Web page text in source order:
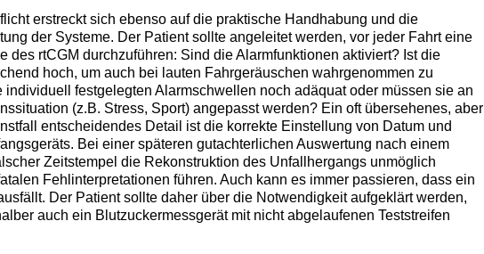
erstreckt sich ebenso auf die praktische Handhabung und die
der Systeme. Der Patient sollte angeleitet werden, vor jeder Fahrt eine
des rtCGM durchzuführen: Sind die Alarmfunktionen aktiviert? Ist die
hoch, um auch bei lauten Fahrgeräuschen wahrgenommen zu
individuell festgelegten Alarmschwellen noch adäquat oder müssen sie an
(z.B. Stress, Sport) angepasst werden? Ein oft übersehenes, aber
entscheidendes Detail ist die korrekte Einstellung von Datum und
Bei einer späteren gutachterlichen Auswertung nach einem
Zeitstempel die Rekonstruktion des Unfallhergangs unmöglich
Fehlinterpretationen führen. Auch kann es immer passieren, dass ein
Der Patient sollte daher über die Notwendigkeit aufgeklärt werden,
auch ein Blutzuckermessgerät mit nicht abgelaufenen Teststreifen